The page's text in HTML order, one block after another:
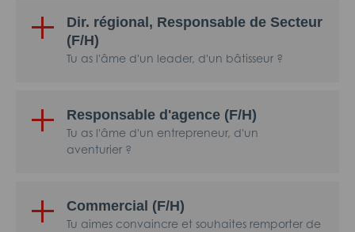
Dir. régional, Responsable de Secteur
(F/H)
Tu as l'âme d'un leader, d'un bâtisseur ?
Responsable d'agence (F/H)
Tu as l'âme d'un entrepreneur, d'un
aventurier ?
Commercial (F/H)
Tu aimes convaincre et souhaites remporter de